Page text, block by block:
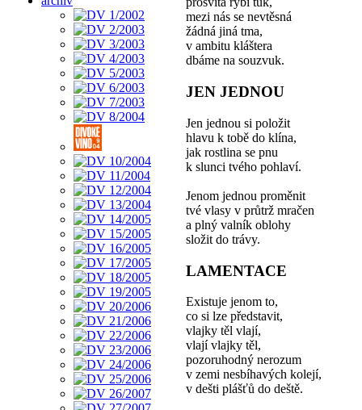
mezi nás se nevtěsná
žádná jiná tma,
v ambitu kláštera
dbáme na souzvuk.
JEN JEDNOU
Jen jednou si položit
hlavu k tobě do klína,
jak rostlina se pnu
k slunci tvého pohlaví.
Jenom jednou proměnit
tvé vlasy v průtrž mračen
a plný valník oblohy
složit do trávy.
LAMENTACE
Existuje jenom to,
co si lze představit,
vlajky těl vlají,
vlají vlajky těl,
pozoruhodný nerozum
v zemi nesbíhavých kolejí,
v dešti plášťů do deště.